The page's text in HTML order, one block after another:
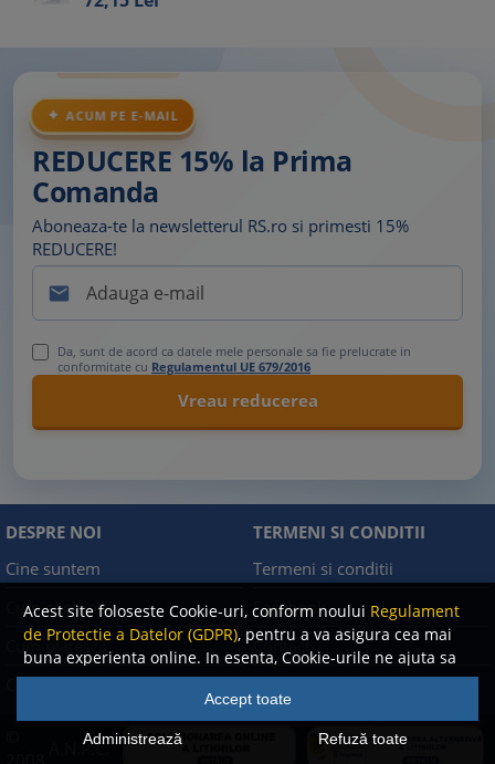
Acest site foloseste Cookie-uri, conform noului Regulament
de Protectie a Datelor (GDPR), pentru a va asigura cea mai
buna experienta online. In esenta, Cookie-urile ne ajuta sa
imbunatatim continutul de pe site, oferindu-va dvs.,
cititorul, o experienta online personalizata si mult mai
rapida. Ele sunt folosite doar de site-ul nostru si partenerii
nostri de incredere. Click
pentru detalii despre politica
Accept toate
Administrează Refuză toate
ACUM PE E-MAIL
REDUCERE 15% la Prima
Comanda
Aboneaza-te la newsletterul RS.ro si primesti 15%
REDUCERE!

Da, sunt de acord ca datele mele personale sa fie prelucrate in
conformitate cu Regulamentul UE 679/2016
DESPRE NOI
Cine suntem
Cum comand?
Cum platesc?
TERMENI SI CONDITII
Termeni si conditii
Facebook
Contact
A.N.P.C.